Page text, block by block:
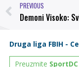
PREVIOUS